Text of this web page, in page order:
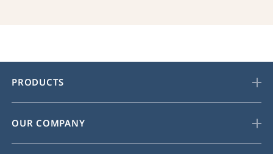
PRODUCTS
OUR COMPANY